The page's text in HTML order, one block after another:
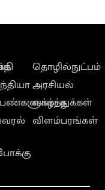
தொழில்நுட்பம்
அரசியல்
வாழ்த்துக்கள்
விளம்பரங்கள்